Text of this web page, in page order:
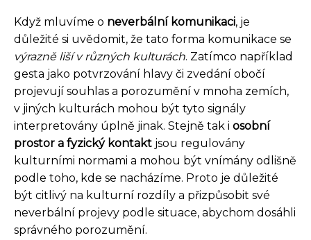
Když mluvíme o neverbální komunikaci, je
důležité si uvědomit, že tato forma komunikace se
výrazně liší v různých kulturách. Zatímco například
gesta jako potvrzování hlavy či zvedání obočí
projevují souhlas a porozumění v mnoha zemích,
v jiných kulturách mohou být tyto signály
interpretovány úplně jinak. Stejně tak i osobní
prostor a fyzický kontakt jsou regulovány
kulturními normami a mohou být vnímány odlišně
podle toho, kde se nacházíme. Proto je důležité
být citlivý na kulturní rozdíly a přizpůsobit své
neverbální projevy podle situace, abychom dosáhli
správného porozumění.